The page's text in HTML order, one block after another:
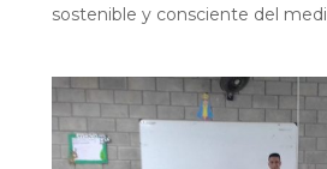
sostenible y consciente del